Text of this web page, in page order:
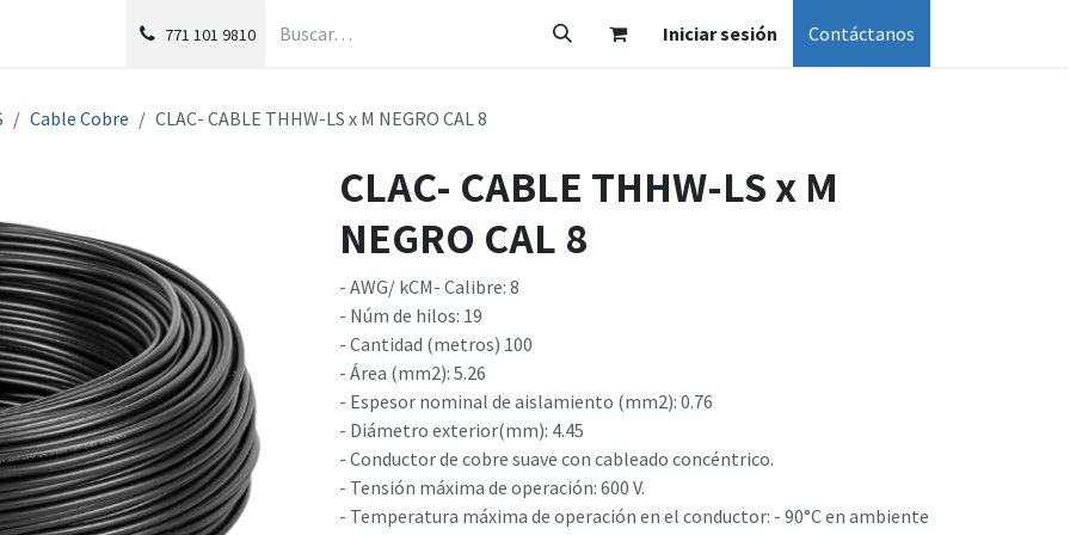
771 101 9810 Iniciar sesión Contáctanos
Cable Cobre CLAC- CABLE THHW-LS x M NEGRO CAL 8
CLAC- CABLE THHW-LS x M
NEGRO CAL 8
- AWG/ kCM- Calibre: 8
- Núm de hilos: 19
- Cantidad (metros) 100
- Área (mm2): 5.26
- Espesor nominal de aislamiento (mm2): 0.76
- Diámetro exterior(mm): 4.45
- Conductor de cobre suave con cableado concéntrico.
- Tensión máxima de operación: 600 V.
- Temperatura máxima de operación en el conductor: - 90°C en ambiente